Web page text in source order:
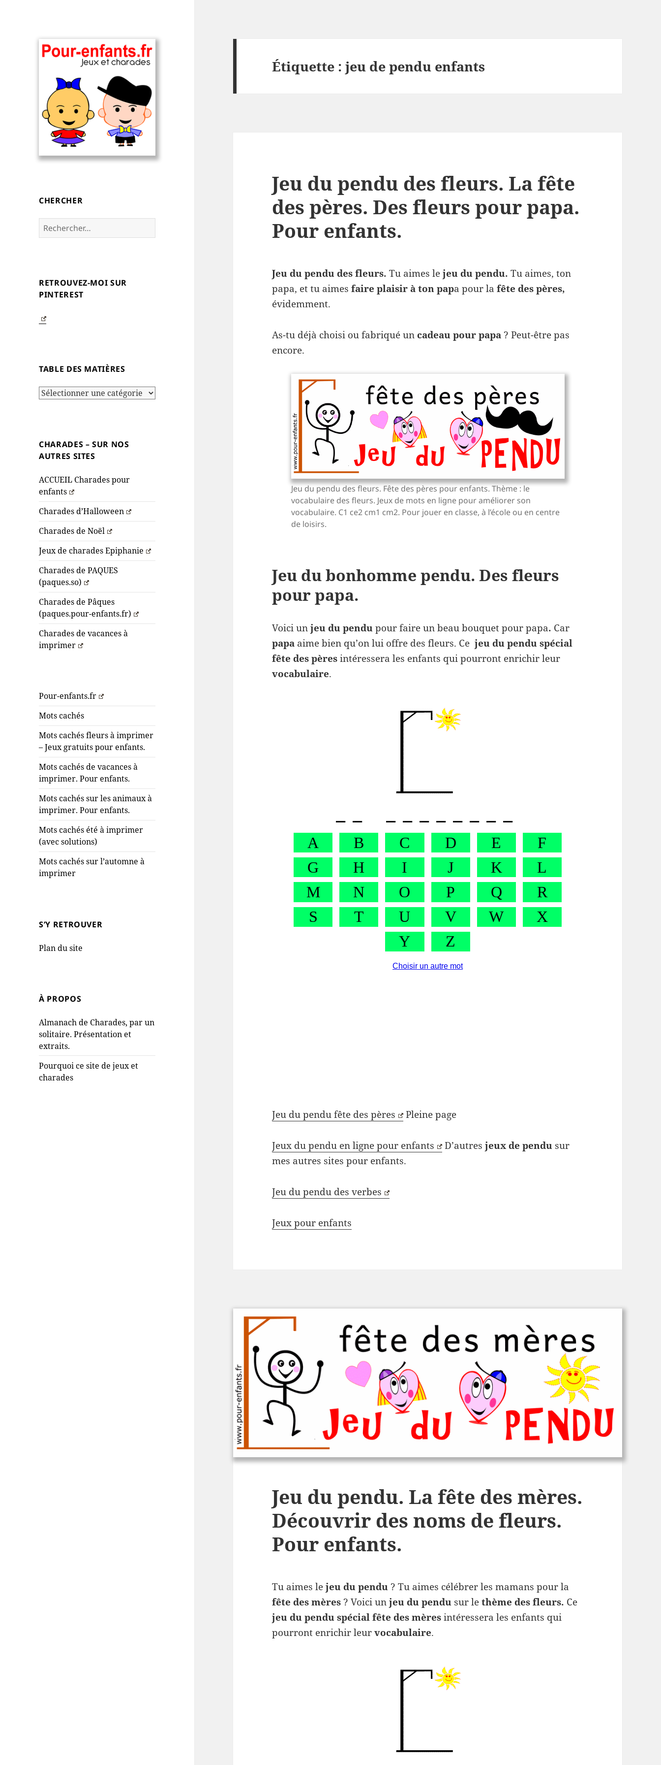
devinettes, pour
enfants.
CHERCHER
Rechercher :
RETROUVEZ-MOI SUR
PINTEREST
TABLE DES MATIÈRES
Table
CHARADES – SUR NOS
AUTRES SITES
ACCUEIL Charades pour
enfants
Charades d’Halloween
Charades de Noël
Jeux de charades Epiphanie
Charades de PAQUES
(paques.so)
Charades de Pâques
(paques.pour-enfants.fr)
Charades de vacances à
imprimer
Pour-enfants.fr
Mots cachés
Mots cachés fleurs à imprimer
– Jeux gratuits pour enfants.
Mots cachés de vacances à
imprimer. Pour enfants.
Mots cachés sur les animaux à
imprimer. Pour enfants.
Mots cachés été à imprimer
(avec solutions)
Mots cachés sur l’automne à
imprimer
S’Y RETROUVER
Plan du site
À PROPOS
Almanach de Charades, par un
solitaire. Présentation et
extraits.
Pourquoi ce site de jeux et
charades
Étiquette :jeu de pendu enfants
Jeu du pendu des fleurs. La fête
des pères. Des fleurs pour papa.
Pour enfants.
Jeu du pendu des fleurs. Tu aimes lejeu du pendu.Tu aimes, ton
papa, et tu aimes faire plaisir à ton papa pour lafête des pères,
évidemment.
As-tu déjà choisi ou fabriqué un cadeau pour papa ? Peut-être pas
encore.
Jeu du pendu des fleurs. Fête des pères pour enfants. Thème : le
vocabulaire des fleurs. Jeux de mots en ligne pour améliorer son
vocabulaire. C1 ce2 cm1 cm2. Pour jouer en classe, à l’école ou en centre
de loisirs.
Jeu du bonhomme pendu. Des fleurs
pour papa.
Voici unjeu du pendupour faire un beau bouquet pour papa. Car
papa aime bien qu’on lui offre des fleurs. Cejeu du pendu spécial
fête des pèresintéressera les enfants qui pourront enrichir leur
vocabulaire.
Jeu du pendu fête des pères Pleine page
Jeux du pendu en ligne pour enfants D’autresjeux de pendu sur
mes autres sites pour enfants.
Jeu du pendu des verbes
Jeux pour enfants
Jeu du pendu. La fête des mères.
Découvrir des noms de fleurs.
Pour enfants.
Tu aimes lejeu du pendu ? Tu aimes célébrer les mamans pour la
fête des mères ? Voici unjeu du pendu sur lethème des fleurs. Ce
jeu du pendu spécial fête des mèresintéressera les enfants qui
pourront enrichir leurvocabulaire.